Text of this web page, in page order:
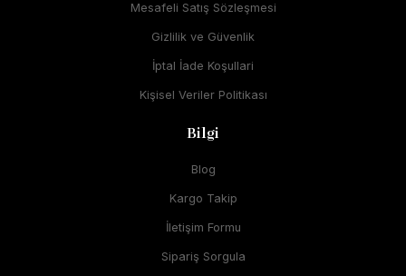
Mesafeli Satış Sözleşmesi
Gizlilik ve Güvenlik
İptal İade Koşullari
Kişisel Veriler Politikası
Bilgi
Blog
Kargo Takip
İletişim Formu
Sipariş Sorgula